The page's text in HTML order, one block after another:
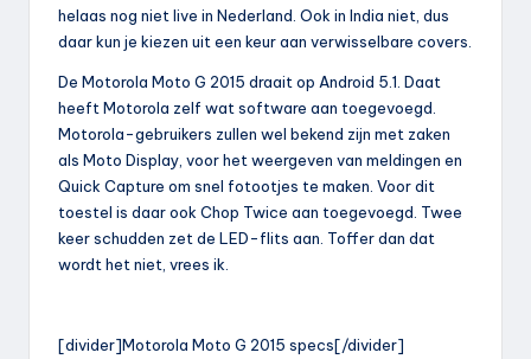
helaas nog niet live in Nederland. Ook in India niet, dus
daar kun je kiezen uit een keur aan verwisselbare covers.
De Motorola Moto G 2015 draait op Android 5.1. Daat
heeft Motorola zelf wat software aan toegevoegd.
Motorola-gebruikers zullen wel bekend zijn met zaken
als Moto Display, voor het weergeven van meldingen en
Quick Capture om snel fotootjes te maken. Voor dit
toestel is daar ook Chop Twice aan toegevoegd. Twee
keer schudden zet de LED-flits aan. Toffer dan dat
wordt het niet, vrees ik.
[divider]Motorola Moto G 2015 specs[/divider]